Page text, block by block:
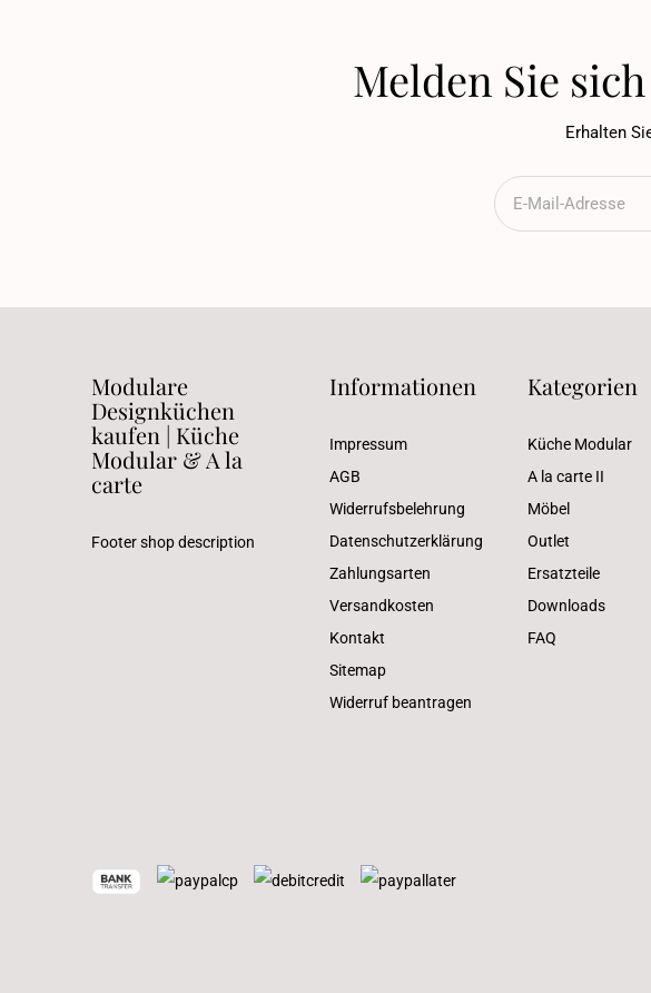
Melden Sie
Erhalten
Modulare
Designküchen
kaufen | Küche
Modular & A la
carte
Footer shop description
Informationen
Impressum
AGB
Widerrufsbelehrung
Datenschutzerklärung
Zahlungsarten
Versandkosten
Kontakt
Sitemap
Widerruf beantragen
Kategorien
Küche Modular
A la carte II
Möbel
Outlet
Ersatzteile
Downloads
FAQ